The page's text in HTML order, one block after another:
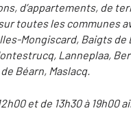
d’appartements, de
toutes les communes
Mongiscard, Baigts de
Lanneplaa,
Béarn, Maslacq.
et de 13h30 à 19h00